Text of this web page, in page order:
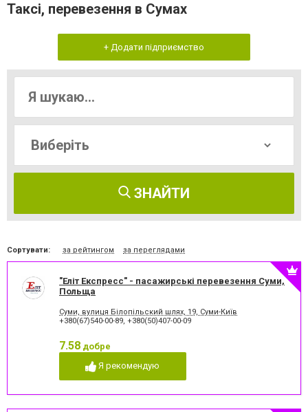
Таксі, перевезення в Сумах
+ Додати підприємство
ЗНАЙТИ
Сортувати: за рейтингом за переглядами
"Еліт Експресс" - пасажирські перевезення Суми,
Польща
Суми, вулиця Білопільский шлях, 19, Суми-Київ
+380(67)540-00-89, +380(50)407-00-09
7.58 добре
Я рекомендую